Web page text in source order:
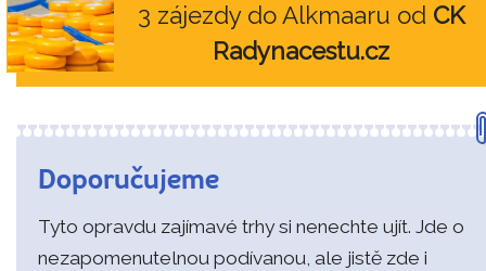
3 zájezdy do Alkmaaru od CK
Radynacestu.cz
Doporučujeme
Tyto opravdu zajímavé trhy si nenechte ujít. Jde o
nezapomenutelnou podívanou, ale jistě zde i